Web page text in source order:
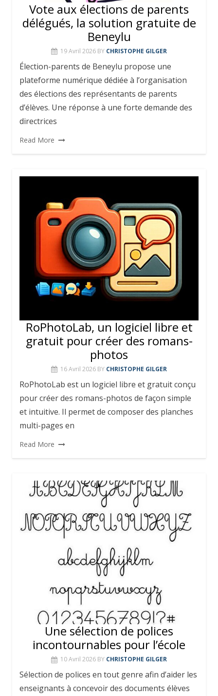
Vote aux élections de parents
délégués, la solution gratuite de
Beneylu
19 Avril 2026 BY CHRISTOPHE GILGER
Élection-parents de Beneylu propose une
plateforme numérique dédiée à l’organisation
des élections des représentants de parents
d’élèves. Une réponse à une forte demande des
directrices
Read More
RoPhotoLab, un logiciel libre et
gratuit pour créer des romans-
photos
16 Avril 2026 BY CHRISTOPHE GILGER
RoPhotoLab est un logiciel libre et gratuit conçu
pour créer des romans-photos de façon simple
et intuitive. Il permet de composer des planches
multi-pages en
Read More
Une sélection de polices
incontournables pour l’école
10 Avril 2026 BY CHRISTOPHE GILGER
Sélection de polices en tout genre afin d’aider les
enseignants à concevoir des documents élèves